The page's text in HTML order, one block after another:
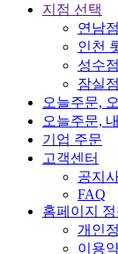
지점 선택
연남점
인천
성수점
잠실점
오늘주문,
오늘주문,
기업 주문
고객센터
공지
FAQ
홈페이지 정
개인
이용